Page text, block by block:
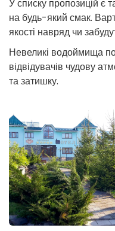
У списку пропозицій є
на будь-який смак.
якості навряд чи
Невеликі водоймища
відвідувачів чудову
та затишку.